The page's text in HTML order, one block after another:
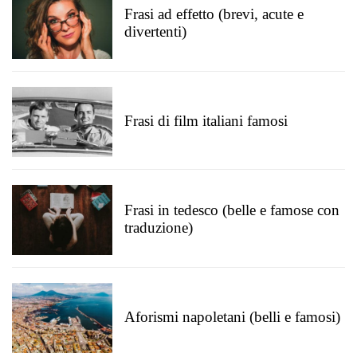
Frasi ad effetto (brevi, acute e
divertenti)
Frasi di film italiani famosi
Frasi in tedesco (belle e famose con
traduzione)
Aforismi napoletani (belli e famosi)